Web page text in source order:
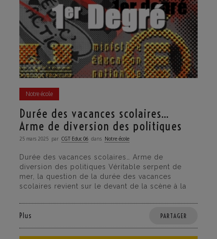
Notre école
Durée des vacances scolaires…
Arme de diversion des politiques
25 mars 2025 par CGT·Educ 06 dans Notre école
Durée des vacances scolaires… Arme de
diversion des politiques Véritable serpent de
mer, la question de la durée des vacances
scolaires revient sur le devant de la scène à la
Plus PARTAGER